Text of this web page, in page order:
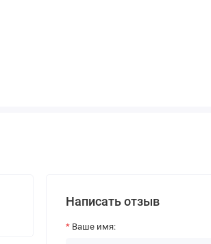
Написать отзыв
Ваше имя: